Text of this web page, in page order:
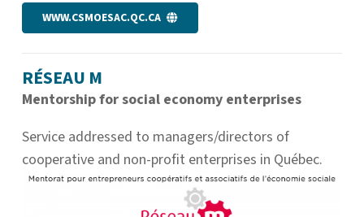
WWW.CSMOESAC.QC.CA
RÉSEAU M
Mentorship for social economy enterprises
Service addressed to managers/directors of
cooperative and non-profit enterprises in Québec.